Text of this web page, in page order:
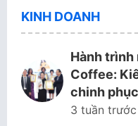
KINH DOANH
Hành trình
Coffee:
chinh
3 tuần trước